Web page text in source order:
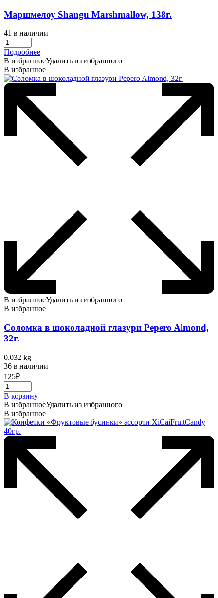
Маршмелоу Shangu Marshmallow, 138г.
41 в наличии
Подробнее
В избранноеУдалить из избранного
В избранное
В избранноеУдалить из избранного
В избранное
Соломка в шоколадной глазури Pepero Almond,
32г.
0.032 kg
36 в наличии
125₽
В корзину
В избранноеУдалить из избранного
В избранное